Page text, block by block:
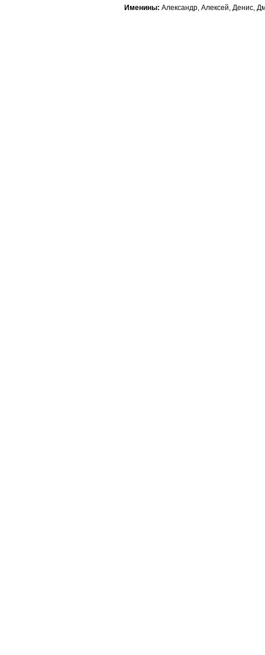
Именины: Александр, Алексей, Денис,